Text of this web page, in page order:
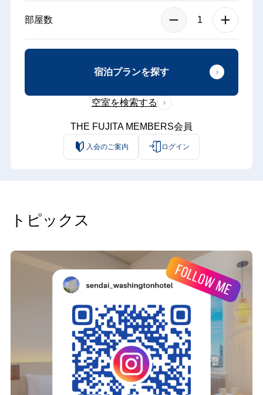
THE FUJITA MEMBERS会員
入会のご案内 ログイン
部屋数
宿泊プランを探す
空室を検索する
トピックス